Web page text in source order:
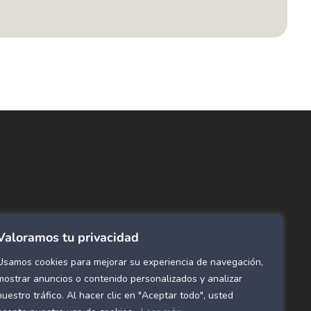
tu privacidad
cookies para mejorar su experiencia de navegación,
anuncios o contenido personalizados y analizar
tráfico. Al hacer clic en "Aceptar todo", usted
para pared
Residenciales
decorativos para pared
Flex